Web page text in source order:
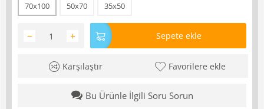
70x100 50x70 35x50
+
− Sepete ekle
Karşılaştır Favorilere ekle
Bu Ürünle İlgili Soru Sorun